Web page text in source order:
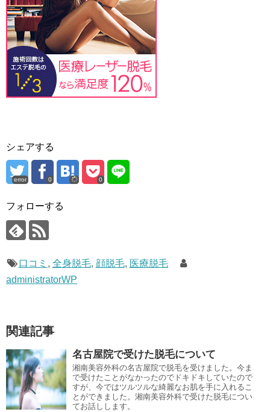
シェアする
error 0 0
フォローする
口コミ , 全身脱毛, 顔脱毛, 医療脱毛
administratorWP
関連記事
名古屋院で受けた脱毛について
湘南美容外科の名古屋院で脱毛を受けました。今ま
で受けたことがなかったのでドキドキしていたので
すが、今ではツルツルな綺麗なお肌を手に入れるこ
とができました。湘南美容外科で受けた脱毛につい
てお話しします。